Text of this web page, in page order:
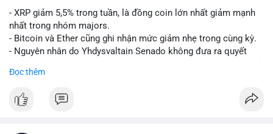
- XRP giảm 5,5% trong tuần, là đồng coin lớn nhất giảm mạnh
nhất trong nhóm majors.
- Bitcoin và Ether cũng ghi nhận mức giảm nhẹ trong cùng kỳ.
- Nguyên nhân do Yhdysvaltain Senado không đưa ra quyết
hè, đẩy việc thảo luận sang tháng 9.
XRP và Ripple, ảnh hưởng đến tâm lý nhà đầu tư.
Đọc thêm